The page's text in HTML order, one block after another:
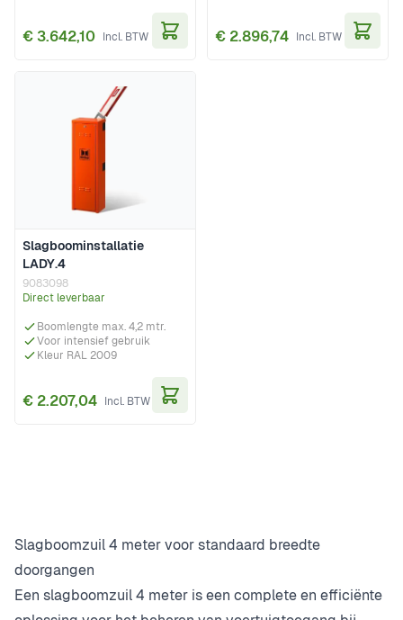
€ 3.642,10 € 2.896,74
Slagboominstallatie
LADY.4
9083098
Direct leverbaar
Boomlengte max. 4,2 mtr.
Voor intensief gebruik
Kleur RAL 2009
€ 2.207,04
Slagboomzuil 4 meter voor standaard breedte
doorgangen
Een slagboomzuil 4 meter is een complete en efficiënte